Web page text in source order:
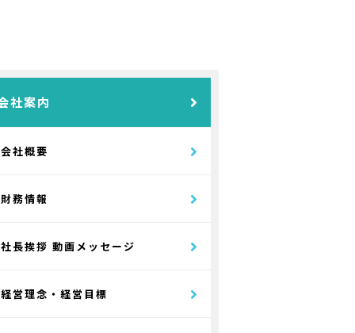
社案内
会社概要
財務情報
社長挨拶 動画メッセージ
経営理念・経営目標